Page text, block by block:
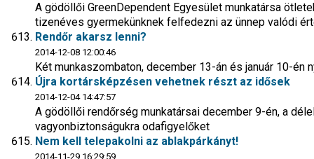
A gödöllői GreenDependent Egyesület munkatársa
tizenéves gyermekünknek felfedezni az ünnep valódi
Rendőr akarsz lenni?
2014-12-08 12:00:46
Két munkaszombaton, december 13-án és január 10-
Újra kortársképzésen vehetnek részt az idősek
2014-12-04 14:47:57
A gödöllői rendőrség munkatársai december 9-én, a
vagyonbiztonságukra odafigyelőket
Nem kell telepakolni az ablakpárkányt!
2014-11-29 16:29:59